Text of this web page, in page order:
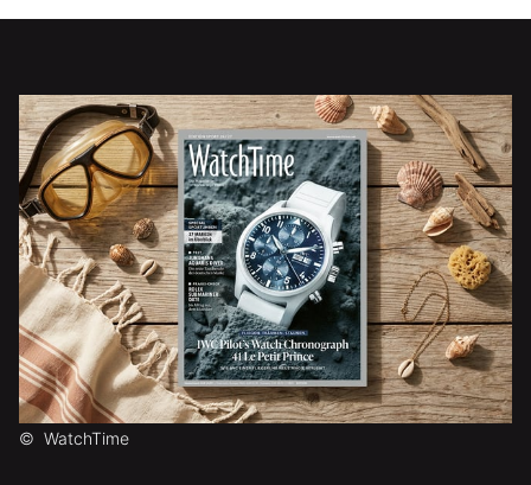
© WatchTime